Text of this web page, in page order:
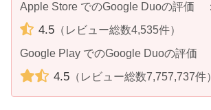
Apple Store でのGoogle Duoの評価
4.5（レビュー総数4,535件）
Google Play でのGoogle Duoの評
4.5（レビュー総数7,757,737件）